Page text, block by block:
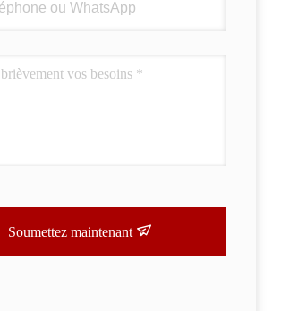
Soumettez maintenant